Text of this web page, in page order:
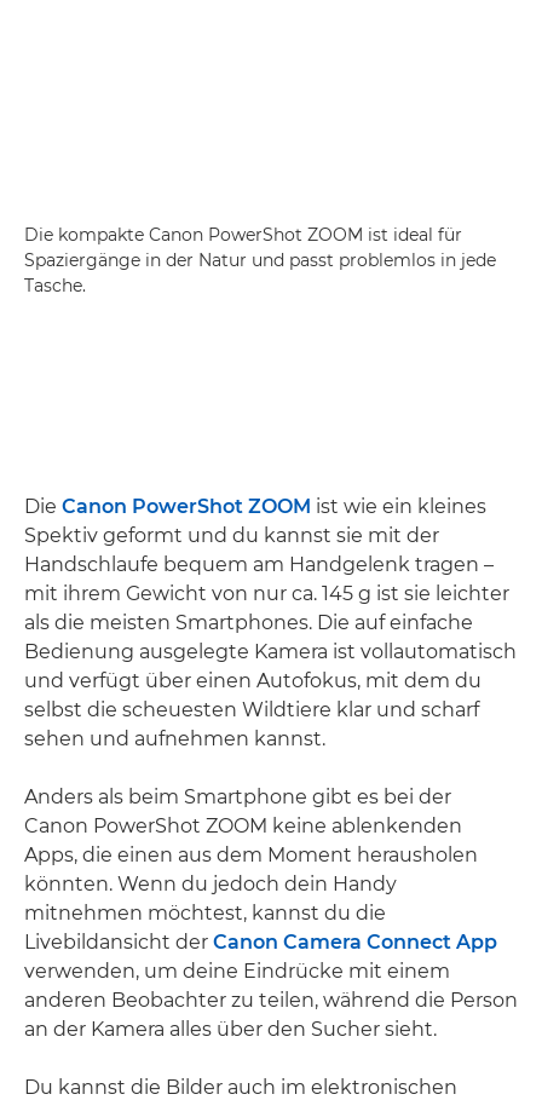
Die kompakte Canon PowerShot ZOOM ist ideal für
Spaziergänge in der Natur und passt problemlos in jede
Tasche.
Die Canon PowerShot ZOOM ist wie ein kleines
Spektiv geformt und du kannst sie mit der
Handschlaufe bequem am Handgelenk tragen –
mit ihrem Gewicht von nur ca. 145 g ist sie leichter
als die meisten Smartphones. Die auf einfache
Bedienung ausgelegte Kamera ist vollautomatisch
und verfügt über einen Autofokus, mit dem du
selbst die scheuesten Wildtiere klar und scharf
sehen und aufnehmen kannst.
Anders als beim Smartphone gibt es bei der
Canon PowerShot ZOOM keine ablenkenden
Apps, die einen aus dem Moment herausholen
könnten. Wenn du jedoch dein Handy
mitnehmen möchtest, kannst du die
Livebildansicht der Canon Camera Connect App
verwenden, um deine Eindrücke mit einem
anderen Beobachter zu teilen, während die Person
an der Kamera alles über den Sucher sieht.
Du kannst die Bilder auch im elektronischen